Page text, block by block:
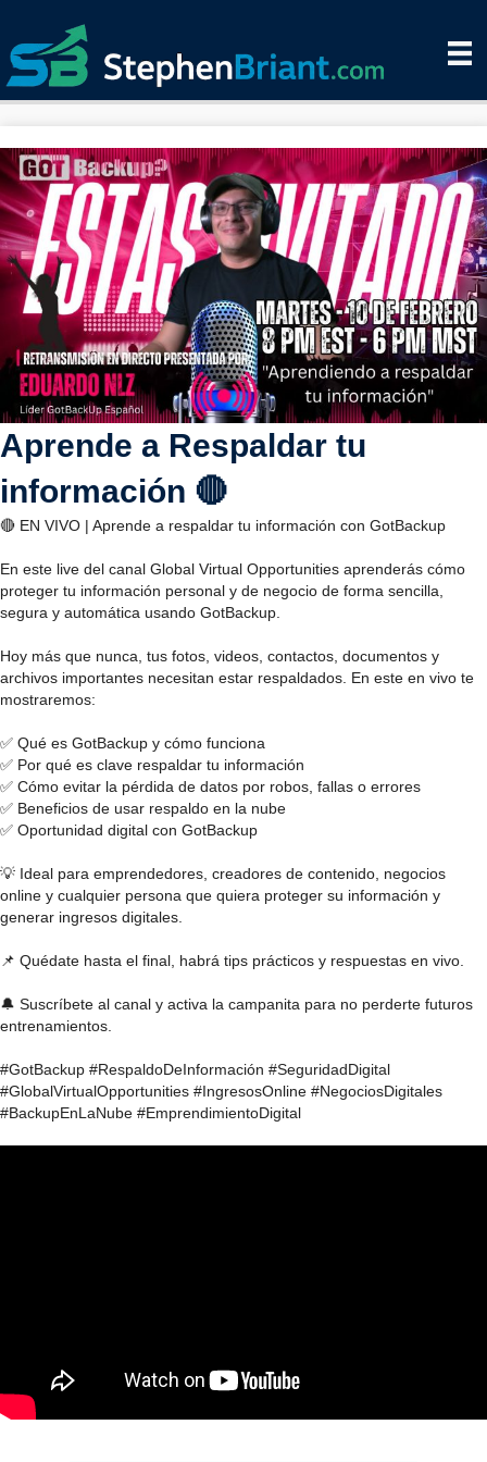
Aprende a Respaldar tu
información 🔴
🔴 EN VIVO | Aprende a respaldar tu información con GotBackup
En este live del canal Global Virtual Opportunities aprenderás cómo
proteger tu información personal y de negocio de forma sencilla,
segura y automática usando GotBackup.
Hoy más que nunca, tus fotos, videos, contactos, documentos y
archivos importantes necesitan estar respaldados. En este en vivo te
mostraremos:
✅ Qué es GotBackup y cómo funciona
✅ Por qué es clave respaldar tu información
✅ Cómo evitar la pérdida de datos por robos, fallas o errores
✅ Beneficios de usar respaldo en la nube
✅ Oportunidad digital con GotBackup
💡 Ideal para emprendedores, creadores de contenido, negocios
online y cualquier persona que quiera proteger su información y
generar ingresos digitales.
📌 Quédate hasta el final, habrá tips prácticos y respuestas en vivo.
🔔 Suscríbete al canal y activa la campanita para no perderte futuros
entrenamientos.
#GotBackup #RespaldoDeInformación #SeguridadDigital
#GlobalVirtualOpportunities #IngresosOnline #NegociosDigitales
#BackupEnLaNube #EmprendimientoDigital